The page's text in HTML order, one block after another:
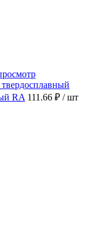
RA 111.66 ₽ / шт